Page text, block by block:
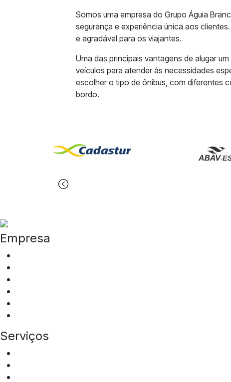
Somos uma empresa do Grupo Águia
segurança e experiência única aos
e agradável para os viajantes.
Uma das principais vantagens de alugar
veículos para atender às necessidades
escolher o tipo de ônibus, com diferentes
bordo.
Empresa
Serviços